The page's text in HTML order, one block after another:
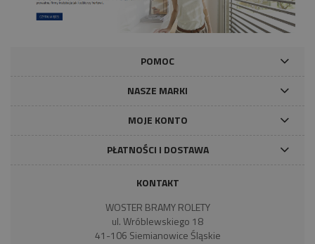
POMOC
NASZE MARKI
MOJE KONTO
PŁATNOŚCI I DOSTAWA
KONTAKT
WOSTER BRAMY ROLETY
ul. Wróblewskiego 18
41-106 Siemianowice Śląskie